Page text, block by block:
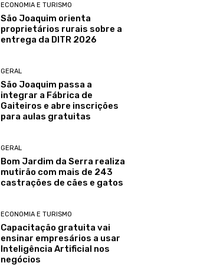
ECONOMIA E TURISMO
São Joaquim orienta
proprietários rurais sobre a
entrega da DITR 2026
GERAL
São Joaquim passa a
integrar a Fábrica de
Gaiteiros e abre inscrições
para aulas gratuitas
GERAL
Bom Jardim da Serra realiza
mutirão com mais de 243
castrações de cães e gatos
ECONOMIA E TURISMO
Capacitação gratuita vai
ensinar empresários a usar
Inteligência Artificial nos
negócios